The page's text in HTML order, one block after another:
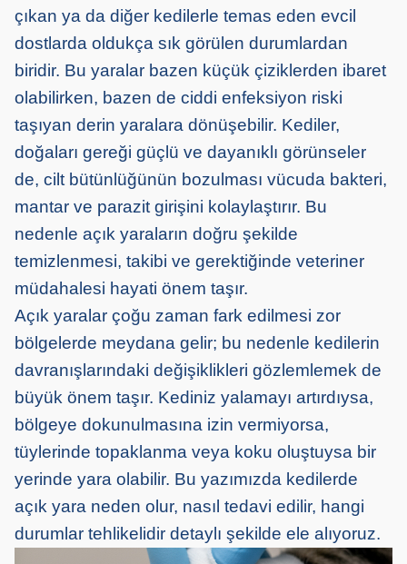
çıkan ya da diğer kedilerle temas eden evcil
dostlarda oldukça sık görülen durumlardan
biridir. Bu yaralar bazen küçük çiziklerden ibaret
olabilirken, bazen de ciddi enfeksiyon riski
taşıyan derin yaralara dönüşebilir. Kediler,
doğaları gereği güçlü ve dayanıklı görünseler
de, cilt bütünlüğünün bozulması vücuda bakteri,
mantar ve parazit girişini kolaylaştırır. Bu
nedenle açık yaraların doğru şekilde
temizlenmesi, takibi ve gerektiğinde veteriner
müdahalesi hayati önem taşır.
Açık yaralar çoğu zaman fark edilmesi zor
bölgelerde meydana gelir; bu nedenle kedilerin
davranışlarındaki değişiklikleri gözlemlemek de
büyük önem taşır. Kediniz yalamayı artırdıysa,
bölgeye dokunulmasına izin vermiyorsa,
tüylerinde topaklanma veya koku oluştuysa bir
yerinde yara olabilir. Bu yazımızda kedilerde
açık yara neden olur, nasıl tedavi edilir, hangi
durumlar tehlikelidir detaylı şekilde ele alıyoruz.